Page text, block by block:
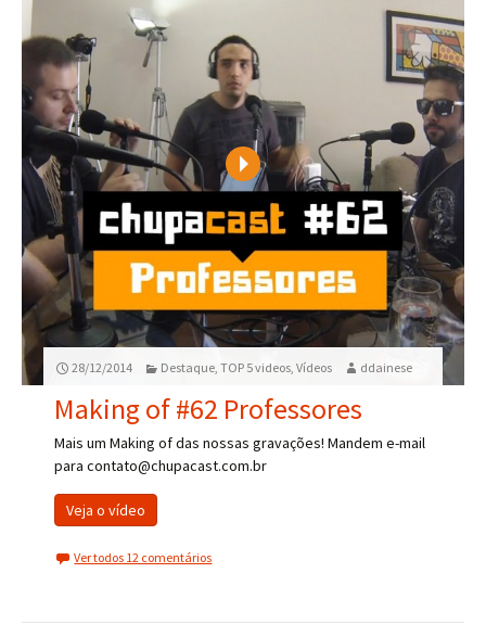
Play
28/12/2014 Destaque,TOP 5 videos,Vídeos ddainese
Making of #62 Professores
Mais um Making of das nossas gravações! Mandem e-mail
para contato@chupacast.com.br
Veja o vídeo
Ver todos 12 comentários